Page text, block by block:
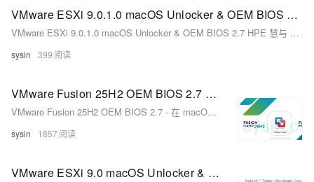
VMware ESXi 9.0.1.0 macOS Unlocker & OEM BIOS 2.7 HPE 慧与 定制版
VMware ESXi 9.0.1.0 macOS Unlocker & OEM BIOS 2.7 HPE 慧与 定制版
sysin 399
VMware Fusion 25H2 OEM BIOS 2.7 - 在 macOS 中运行 Windows 虚拟机的最佳方式
VMware Fusion 25H2 OEM BIOS 2.7 - 在 macOS 中运行 Windows 虚拟机的最佳方式
sysin 1857
VMware ESXi 9.0 macOS Unlocker & OEM BIOS 2.7 NVMe 驱动特殊定制版